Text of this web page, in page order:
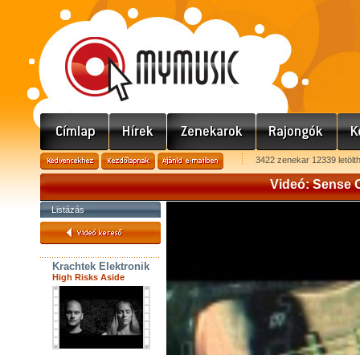
3422 zenekar 12339
Videó: Sense
Listázás
Krachtek Elektronik
High Risks Aside